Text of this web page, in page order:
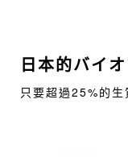
日本的バイ
只要超過25%的生